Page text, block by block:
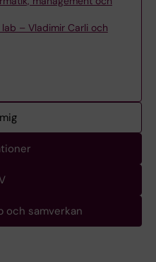
– Vladimir Carli och
och samverkan